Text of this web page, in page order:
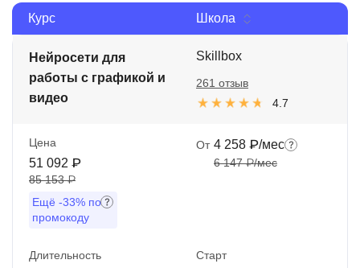
Курс Школа
Нейросети для
работы с графикой и
видео
Skillbox
4.7
261 отзыв
Цена
51 092 ₽
85 153 ₽
Ещё -33% по
промокоду
От 4 258 ₽/мес
6 147 ₽/мес
Длительность Старт
Иностранные языки
Soft Skills
ДПО
Акции и промокоды
Рейтинг онлайн-школ